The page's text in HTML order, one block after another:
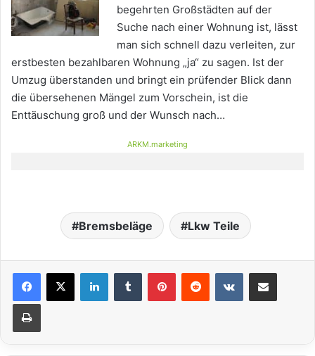
begehrten Großstädten auf der
Suche nach einer Wohnung ist, lässt
man sich schnell dazu verleiten, zur
erstbesten bezahlbaren Wohnung „ja“ zu sagen. Ist der
Umzug überstanden und bringt ein prüfender Blick dann
die übersehenen Mängel zum Vorschein, ist die
Enttäuschung groß und der Wunsch nach…
ARKM.marketing
Bremsbeläge Lkw Teile